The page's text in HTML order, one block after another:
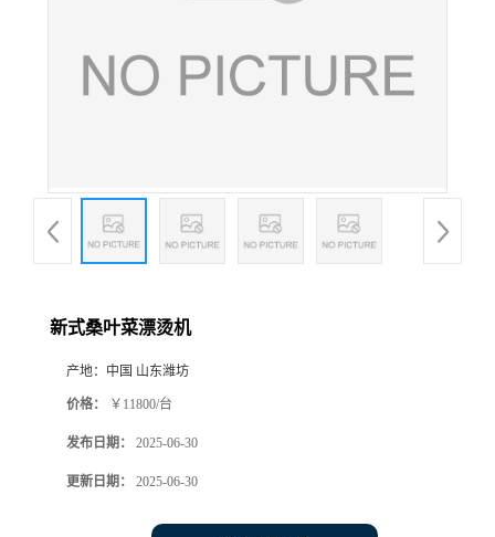
新式桑叶菜漂烫机
产地： 中国 山东潍坊
价格： ￥11800/台
发布日期： 2025-06-30
更新日期： 2025-06-30